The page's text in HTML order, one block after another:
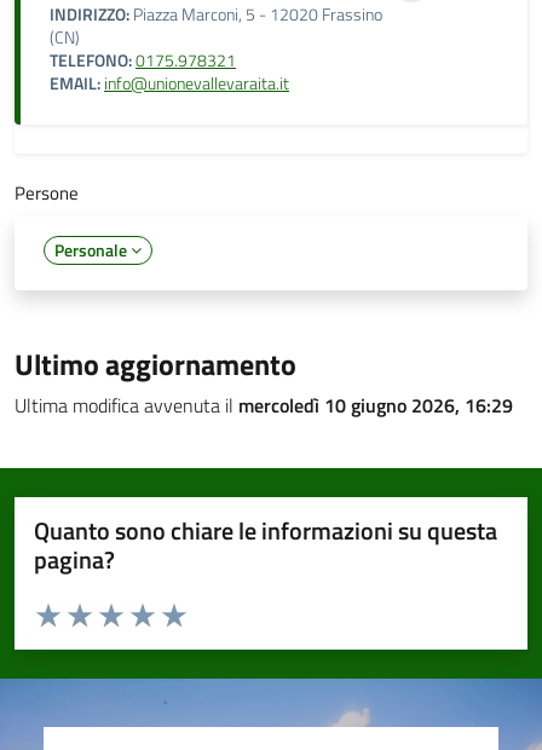
INDIRIZZO:Piazza Marconi, 5 - 12020 Frassino
(CN)
TELEFONO:0175.978321
EMAIL:info@unionevallevaraita.it
Persone
Personale
Ultimo aggiornamento
Ultima modifica avvenuta il mercoledì 10 giugno 2026, 16:29
Quanto sono chiare le informazioni su questa
pagina?
Valuta da 1 a 5 stelle la pagina
Valuta 5 stelle su 5
Valuta 4 stelle su 5
Valuta 3 stelle su 5
Valuta 2 stelle su 5
Valuta 1 stelle su 5